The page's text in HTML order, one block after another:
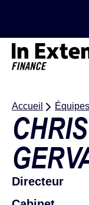
Accueil Équipes
Directeur